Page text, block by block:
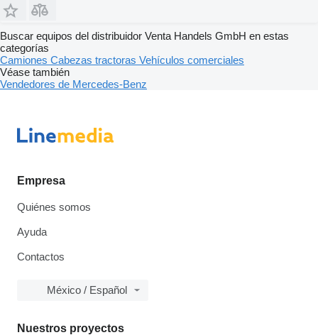
Buscar equipos del distribuidor Venta Handels GmbH en estas
categorías
Camiones Cabezas tractoras Vehículos comerciales
Véase también
Vendedores de Mercedes-Benz
Empresa
Quiénes somos
Ayuda
Contactos
México / Español
Nuestros proyectos